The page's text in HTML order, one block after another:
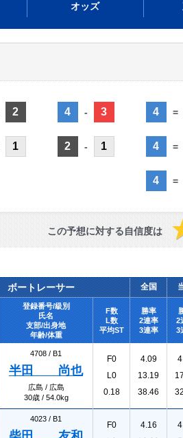
オッズ
2
1
4 - 3
2 - 1
4 =
4 =
4 =
この予想に対する自信度は
ボートレーサー 全国
登録番号/級別
氏名
支部/出身地
年齢/体重
F数
L数
平均ST
勝率
2連率
3連率
2
3
4708 / B1
半田 尚也
広島 / 広島
30歳 / 54.0kg
F0
L0
0.18
4.09
13.19
38.46
4023 / B1
F0
4.16